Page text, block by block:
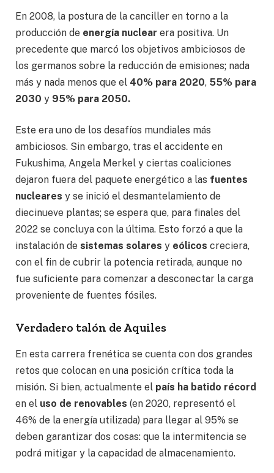
En 2008, la postura de la canciller en torno a la
producción de energía nuclear era positiva. Un
precedente que marcó los objetivos ambiciosos de
los germanos sobre la reducción de emisiones; nada
más y nada menos que el 40% para 2020, 55% para
2030 y 95% para 2050.
Este era uno de los desafíos mundiales más
ambiciosos. Sin embargo, tras el accidente en
Fukushima, Angela Merkel y ciertas coaliciones
dejaron fuera del paquete energético a las fuentes
nucleares y se inició el desmantelamiento de
diecinueve plantas; se espera que, para finales del
2022 se concluya con la última. Esto forzó a que la
instalación de sistemas solares y eólicos creciera,
con el fin de cubrir la potencia retirada, aunque no
fue suficiente para comenzar a desconectar la carga
proveniente de fuentes fósiles.
Verdadero talón de Aquiles
En esta carrera frenética se cuenta con dos grandes
retos que colocan en una posición crítica toda la
misión. Si bien, actualmente el país ha batido récord
en el uso de renovables (en 2020, representó el
46% de la energía utilizada) para llegar al 95% se
deben garantizar dos cosas: que la intermitencia se
podrá mitigar y la capacidad de almacenamiento.